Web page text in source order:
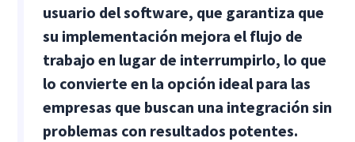
usuario del software, que garantiza que
su implementación mejora el flujo de
trabajo en lugar de interrumpirlo, lo que
lo convierte en la opción ideal para las
empresas que buscan una integración sin
problemas con resultados potentes.